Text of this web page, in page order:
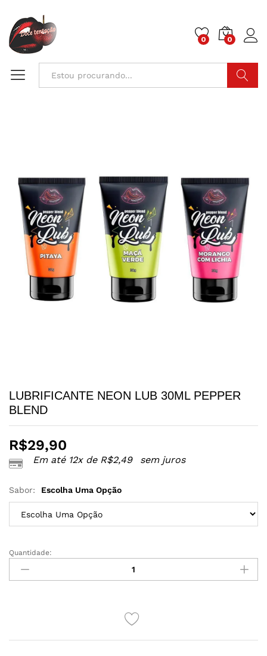
0 0
LUBRIFICANTE NEON LUB 30ML PEPPER
BLEND
R$29,90
Em até 12x de R$2,49 sem juros
Sabor: Escolha Uma Opção
LUBRIFICANTE
NEON
LUB
Quantidade: